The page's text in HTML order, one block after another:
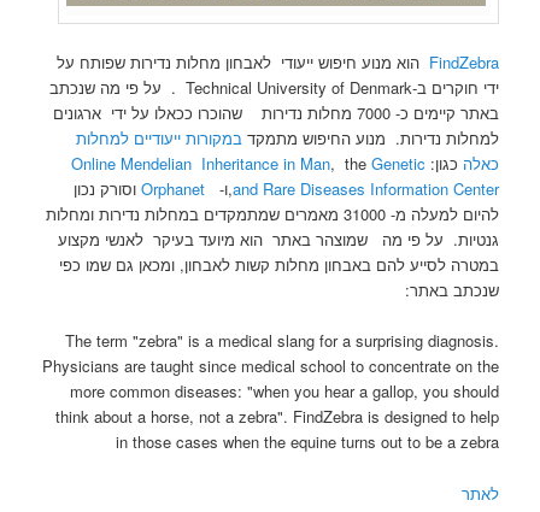
FindZebra הוא מנוע חיפוש ייעודי לאבחון מחלות נדירות שפותח על
ידי חוקרים ב-Technical University of Denmark . על פי מה שנכתב
באתר קיימים כ- 7000 מחלות נדירות שהוכרו ככאלו על ידי ארגונים
למחלות נדירות. מנוע החיפוש מתמקדבמקורות ייעודיים למחלות
כאלה כגון: Online Mendelian Inheritance in Man, the Genetic
and Rare Diseases Information Center,ו-Orphanet וסורק נכון
להיום למעלה מ- 31000 מאמרים שמתמקדים במחלות נדירות ומחלות
גנטיות. על פי מה שמוצהר באתר הוא מיועד בעיקר לאנשי מקצוע
במטרה לסייע להם באבחון מחלות קשות לאבחון, ומכאן גם שמו כפי
שנכתב באתר:
The term "zebra" is a medical slang for a surprising diagnosis.
Physicians are taught since medical school to concentrate on the
more common diseases: "when you hear a gallop, you should
think about a horse, not a zebra". FindZebra is designed to help
in those cases when the equine turns out to be a zebra
לאתר